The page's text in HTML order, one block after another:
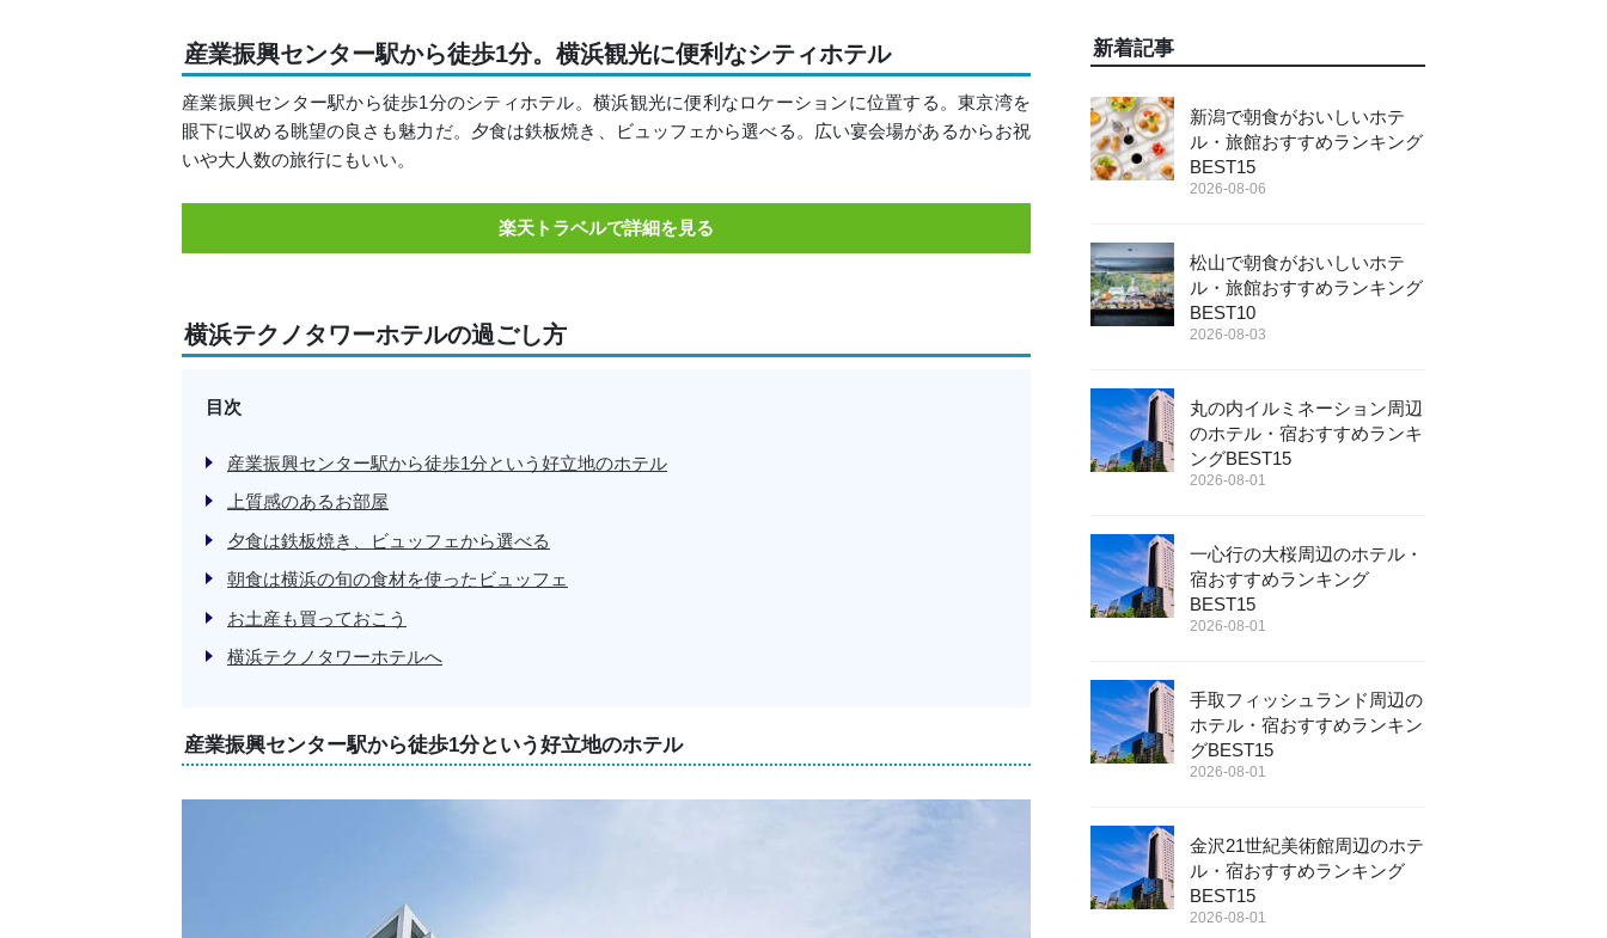
産業振興センター駅から徒歩1分。横浜観光に便利なシティホテル
産業振興センター駅から徒歩1分のシティホテル。横浜観光に便利なロケーションに位置する。東京湾を
眼下に収める眺望の良さも魅力だ。夕食は鉄板焼き、ビュッフェから選べる。広い宴会場があるからお祝
いや大人数の旅行にもいい。
楽天トラベルで詳細を見る
横浜テクノタワーホテルの過ごし方
目次
産業振興センター駅から徒歩1分という好立地のホテル
上質感のあるお部屋
夕食は鉄板焼き、ビュッフェから選べる
朝食は横浜の旬の食材を使ったビュッフェ
お土産も買っておこう
横浜テクノタワーホテルへ
産業振興センター駅から徒歩1分という好立地のホテル
新着記事
新潟で朝食がおいしいホテ
ル・旅館おすすめランキング
BEST15
2026-08-06
松山で朝食がおいしいホテ
ル・旅館おすすめランキング
BEST10
2026-08-03
丸の内イルミネーション周辺
のホテル・宿おすすめランキ
ングBEST15
2026-08-01
一心行の大桜周辺のホテル・
宿おすすめランキング
BEST15
2026-08-01
手取フィッシュランド周辺の
ホテル・宿おすすめランキン
グBEST15
2026-08-01
金沢21世紀美術館周辺のホテ
ル・宿おすすめランキング
BEST15
2026-08-01